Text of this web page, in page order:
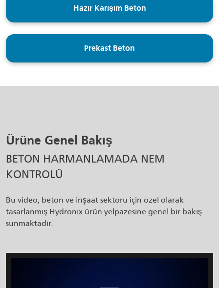
Hazır Karışım Beton
Prekast Beton
Ürüne Genel Bakış
BETON HARMANLAMADA NEM
KONTROLÜ
Bu video, beton ve inşaat sektörü için özel olarak
tasarlanmış Hydronix ürün yelpazesine genel bir bakış
sunmaktadır.